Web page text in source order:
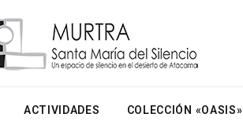
ACTIVIDADES COLECCIÓN «OASIS»